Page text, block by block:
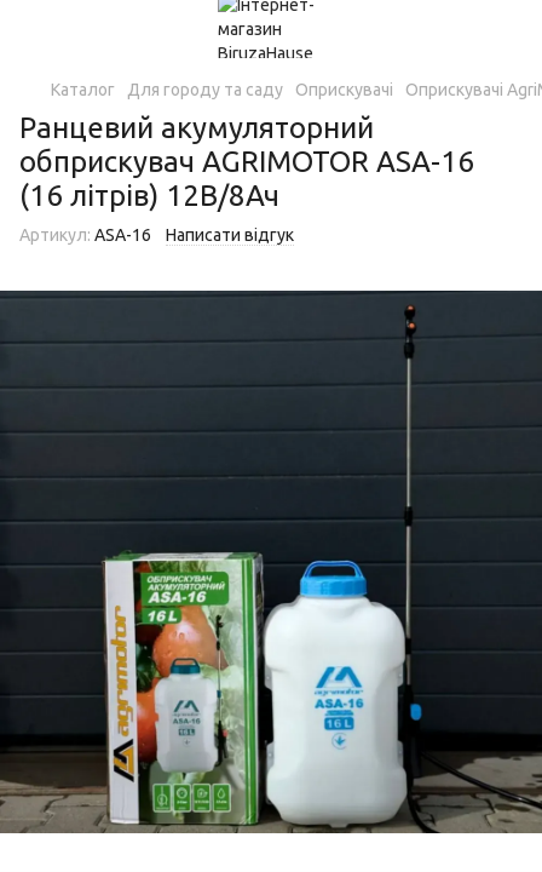
Каталог Для городу та саду Оприскувачі Оприскувачі
Ранцевий акумуляторний
обприскувач AGRIMOTOR ASA-16
(16 літрів) 12В/8Ач
Артикул: ASA-16 Написати відгук